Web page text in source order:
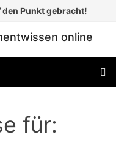
den Punkt gebracht!
online
für: